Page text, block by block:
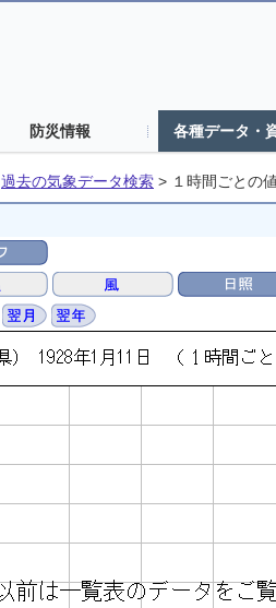
防災情報 各種データ・
過去の気象データ検索 > １時間ごとの